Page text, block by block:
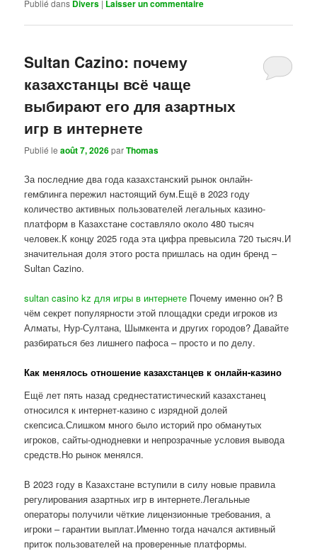
Publié dans Divers | Laisser un commentaire
Sultan Cazino: почему
казахстанцы всё чаще
выбирают его для азартных
игр в интернете
Publié leaoût 7, 2026parThomas
За последние два года казахстанский рынок онлайн-
гемблинга пережил настоящий бум.Ещё в 2023 году
количество активных пользователей легальных казино-
платформ в Казахстане составляло около 480 тысяч
человек.К концу 2025 года эта цифра превысила 720 тысяч.И
значительная доля этого роста пришлась на один бренд –
Sultan Cazino.
sultan casino kz для игры в интернете Почему именно он? В
чём секрет популярности этой площадки среди игроков из
Алматы, Нур-Султана, Шымкента и других городов? Давайте
разбираться без лишнего пафоса – просто и по делу.
Как менялось отношение казахстанцев к онлайн-казино
Ещё лет пять назад среднестатистический казахстанец
относился к интернет-казино с изрядной долей
скепсиса.Слишком много было историй про обманутых
игроков, сайты-однодневки и непрозрачные условия вывода
средств.Но рынок менялся.
В 2023 году в Казахстане вступили в силу новые правила
регулирования азартных игр в интернете.Легальные
операторы получили чёткие лицензионные требования, а
игроки – гарантии выплат.Именно тогда начался активный
приток пользователей на проверенные платформы.